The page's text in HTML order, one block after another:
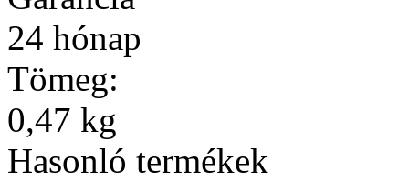
24 hónap
Tömeg:
0,47 kg
Hasonló termékek